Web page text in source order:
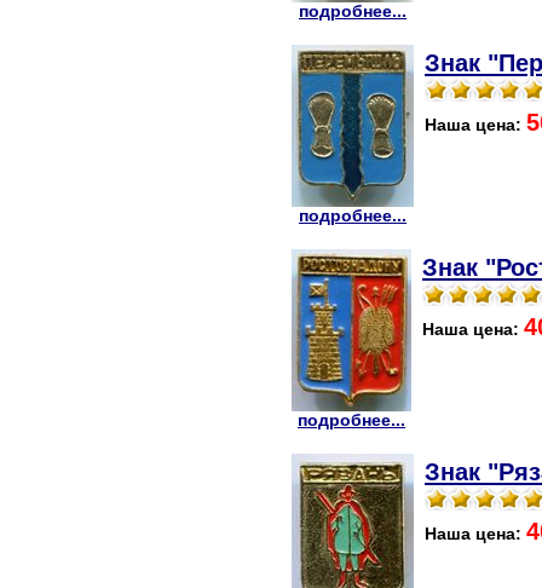
подробнее...
подробнее...
Знак
Наша цена:
подробнее...
Знак
Наша цена:
Знак
Наша цена: